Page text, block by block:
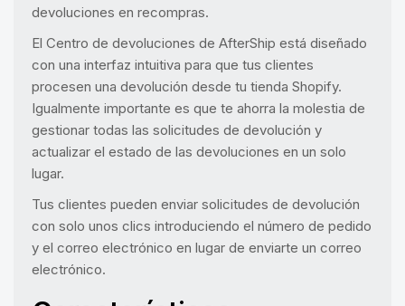
devoluciones en recompras.
El Centro de devoluciones de AfterShip está diseñado
con una interfaz intuitiva para que tus clientes
procesen una devolución desde tu tienda Shopify.
Igualmente importante es que te ahorra la molestia de
gestionar todas las solicitudes de devolución y
actualizar el estado de las devoluciones en un solo
lugar.
Tus clientes pueden enviar solicitudes de devolución
con solo unos clics introduciendo el número de pedido
y el correo electrónico en lugar de enviarte un correo
electrónico.